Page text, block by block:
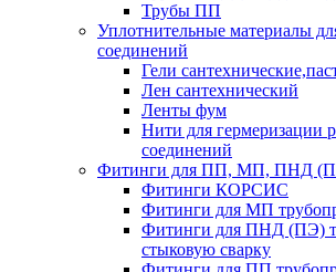
Трубы ПП
Уплотнительные материалы
соединений
Гели
Лен сантехнический
Ленты фум
Нити для гермеризации
соединений
Фитинги для ПП, МП, ПНД
Фитинги КОРСИС
Фитинги для МП
Фитинги для ПНД (ПЭ)
стыковую сварку